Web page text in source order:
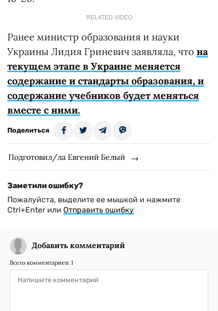
RELATED VIDEO
Ранее министр образования и науки
Украины Лидия Гриневич заявляла, что на
текущем этапе в Украине меняется
содержание и стандарты образования, и
содержание учебников будет меняться
вместе с ними.
Поделиться
Подготовил/ла Евгений Белый
Заметили ошибку?
Пожалуйста, выделите ее мышкой и нажмите
Ctrl+Enter или Отправить ошибку
Добавить комментарий
Всего комментариев: 1